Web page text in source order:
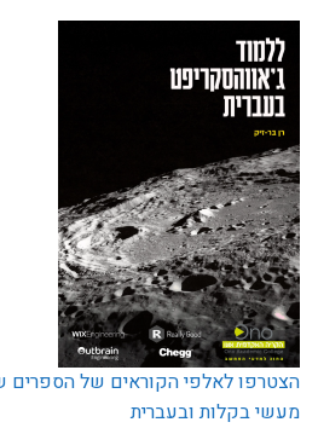
הצטרפו לאלפי הקוראים של הספרים
מעשי בקלות ובעברית